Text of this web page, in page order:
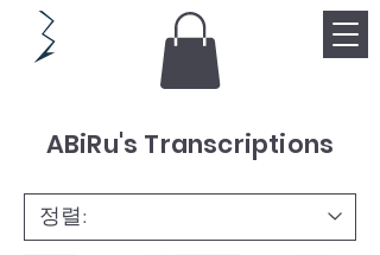
ABiRu's Transcriptions